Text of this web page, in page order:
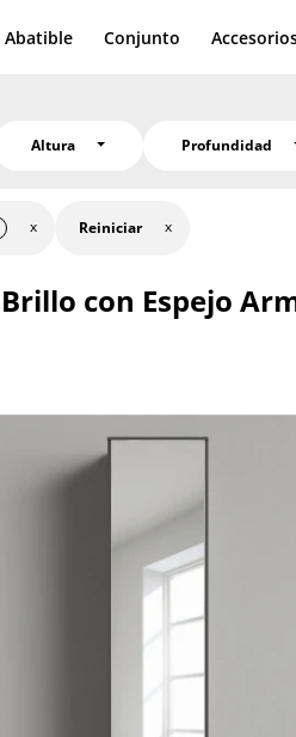
Abatible Conjunto
Altura Profundidad
Reiniciar
con Espejo